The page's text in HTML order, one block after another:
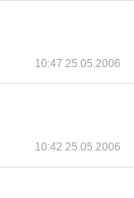
10:47 25.05.2006
10:42 25.05.2006